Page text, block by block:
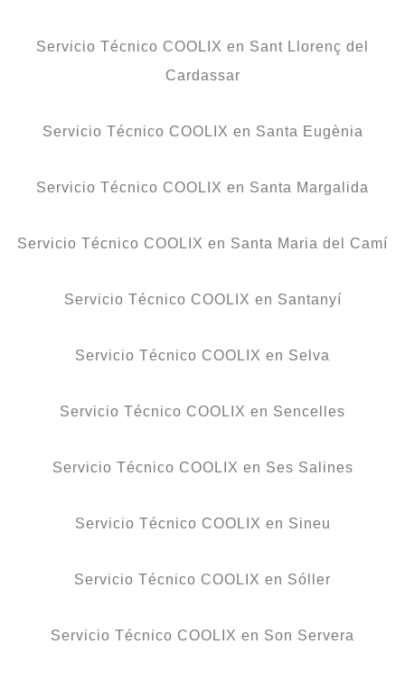
Servicio Técnico COOLIX en Sant Llorenç del
Cardassar
Servicio Técnico COOLIX en Santa Eugènia
Servicio Técnico COOLIX en Santa Margalida
Servicio Técnico COOLIX en Santa Maria del Camí
Servicio Técnico COOLIX en Santanyí
Servicio Técnico COOLIX en Selva
Servicio Técnico COOLIX en Sencelles
Servicio Técnico COOLIX en Ses Salines
Servicio Técnico COOLIX en Sineu
Servicio Técnico COOLIX en Sóller
Servicio Técnico COOLIX en Son Servera